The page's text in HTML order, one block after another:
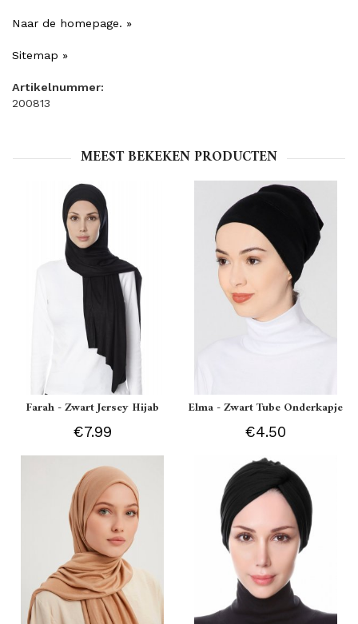
Naar de homepage. »
Sitemap »
Artikelnummer:
200813
MEEST BEKEKEN PRODUCTEN
Farah - Zwart Jersey Hijab
€7.99
Elma - Zwart Tube Onderkapje
€4.50